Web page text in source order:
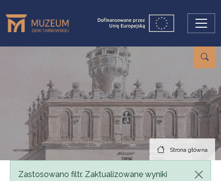
Strona główna
Komunikat
Zastosowano filtr. Zaktualizowane wyniki